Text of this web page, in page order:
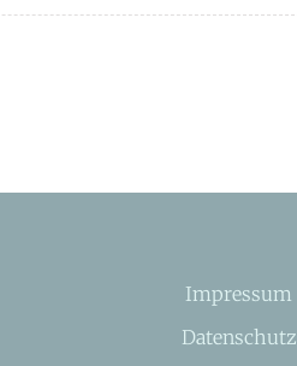
Impressum
Datenschutz